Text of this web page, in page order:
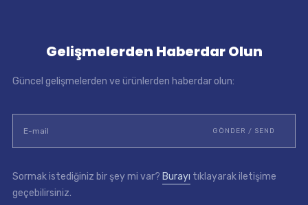
Gelişmelerden Haberdar Olun
Güncel gelişmelerden ve ürünlerden haberdar olun:
Sormak istediğiniz bir şey mi var? Burayı tıklayarak iletişime
geçebilirsiniz.